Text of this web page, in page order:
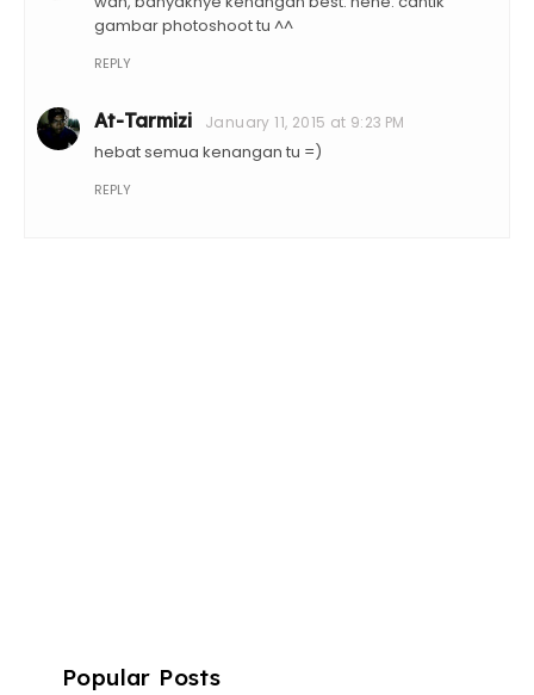
gambar photoshoot tu ^^
REPLY
At-Tarmizi January 11, 2015 at 9:23 PM
hebat semua kenangan tu =)
REPLY
Popular Posts